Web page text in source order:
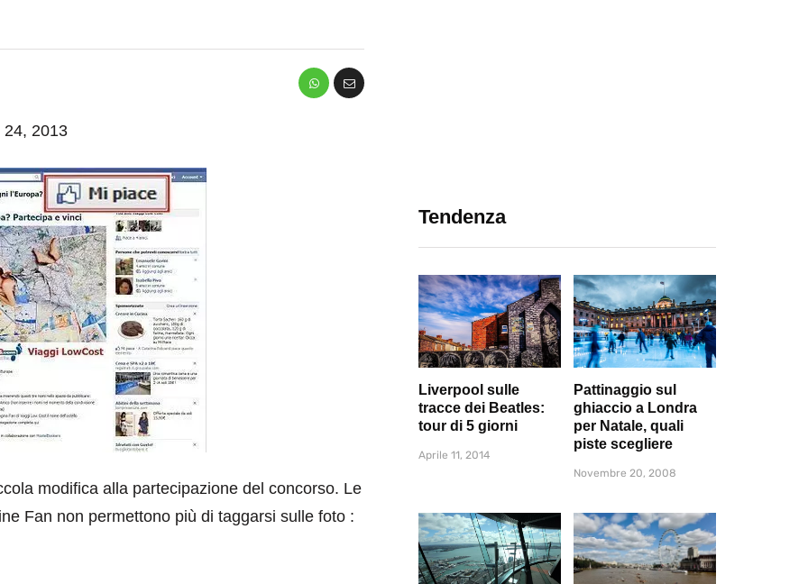
24, 2013
modifica alla partecipazione del concorso. Le
Fan non permettono più di taggarsi sulle foto :
Tendenza
Liverpool sulle
tracce dei Beatles:
tour di 5 giorni
Aprile 11, 2014
Pattinaggio sul
ghiaccio a Londra
per Natale, quali
piste scegliere
Novembre 20, 2008